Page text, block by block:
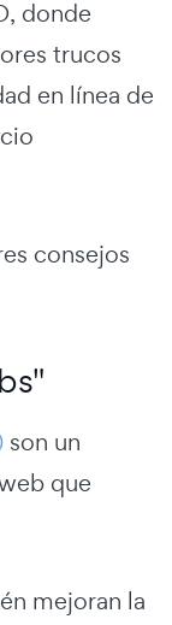
donde
trucos
en línea de
consejos
son un
que
mejoran la